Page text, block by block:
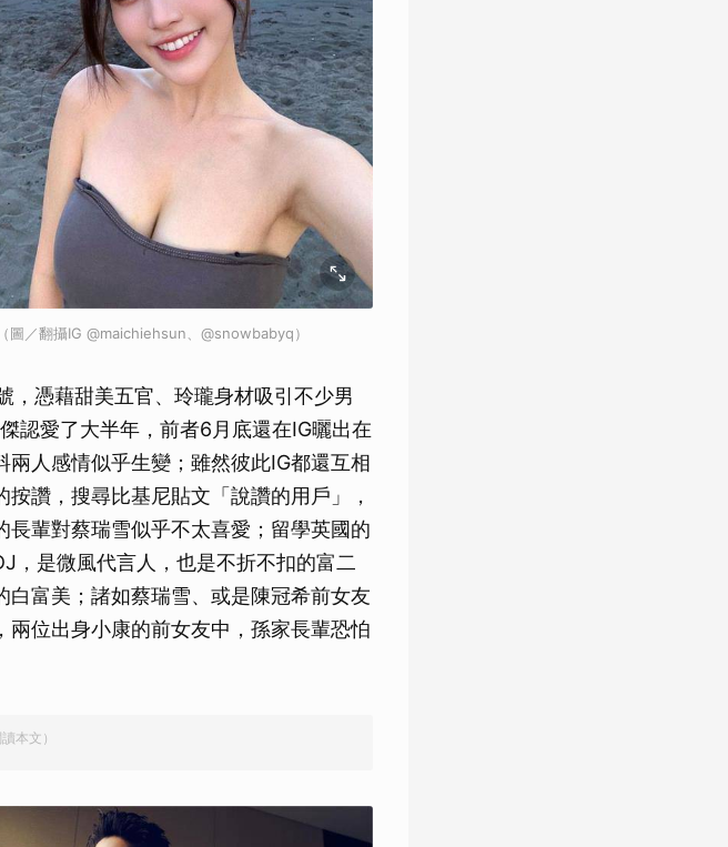
圖／翻攝IG @maichiehsun、@snowbabyq）
，憑藉甜美五官、玲瓏身材吸引不少男
認愛了大半年，前者6月底還在IG曬出在
人感情似乎生變；雖然彼此IG都還互相
讚，搜尋比基尼貼文「說讚的用戶」，
輩對蔡瑞雪似乎不太喜愛；留學英國的
，是微風代言人，也是不折不扣的富二
富美；諸如蔡瑞雪、或是陳冠希前女友
位出身小康的前女友中，孫家長輩恐怕
本文）